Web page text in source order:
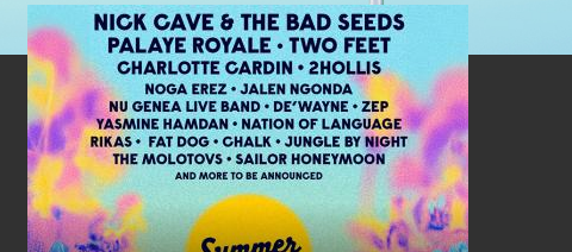
Cabron vine cu Hitul
Monstru al Verii
20 Iulie
Episod nou | Muzica Aia x
DJ Christian Thomson